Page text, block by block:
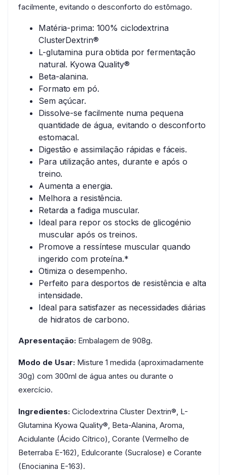
facilmente, evitando o desconforto do estômago.
Matéria-prima: 100% ciclodextrina
ClusterDextrin®
L-glutamina pura obtida por fermentação
natural. Kyowa Quality®
Beta-alanina.
Formato em pó.
Sem açúcar.
Dissolve-se facilmente numa pequena
quantidade de água, evitando o desconforto
estomacal.
Digestão e assimilação rápidas e fáceis.
Para utilização antes, durante e após o
treino.
Aumenta a energia.
Melhora a resistência.
Retarda a fadiga muscular.
Ideal para repor os stocks de glicogénio
muscular após os treinos.
Promove a ressíntese muscular quando
ingerido com proteína.*
Otimiza o desempenho.
Perfeito para desportos de resistência e alta
intensidade.
Ideal para satisfazer as necessidades diárias
de hidratos de carbono.
Apresentação: Embalagem de 908g.
Modo de Usar: Misture 1 medida (aproximadamente
30g) com 300ml de água antes ou durante o
exercício.
Ingredientes: Ciclodextrina Cluster Dextrin®, L-
Glutamina Kyowa Quality®, Beta-Alanina, Aroma,
Acidulante (Ácido Cítrico), Corante (Vermelho de
Beterraba E-162), Edulcorante (Sucralose) e Corante
(Enocianina E-163).